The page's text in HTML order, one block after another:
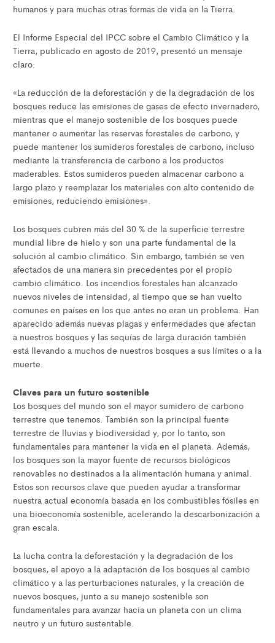
humanos y para muchas otras formas de vida en la Tierra.
El Informe Especial del IPCC sobre el Cambio Climático y la
Tierra, publicado en agosto de 2019, presentó un mensaje
claro:
«La reducción de la deforestación y de la degradación de los
bosques reduce las emisiones de gases de efecto invernadero,
mientras que el manejo sostenible de los bosques puede
mantener o aumentar las reservas forestales de carbono, y
puede mantener los sumideros forestales de carbono, incluso
mediante la transferencia de carbono a los productos
maderables. Estos sumideros pueden almacenar carbono a
largo plazo y reemplazar los materiales con alto contenido de
emisiones, reduciendo emisiones».
Los bosques cubren más del 30 % de la superficie terrestre
mundial libre de hielo y son una parte fundamental de la
solución al cambio climático. Sin embargo, también se ven
afectados de una manera sin precedentes por el propio
cambio climático. Los incendios forestales han alcanzado
nuevos niveles de intensidad, al tiempo que se han vuelto
comunes en países en los que antes no eran un problema. Han
aparecido además nuevas plagas y enfermedades que afectan
a nuestros bosques y las sequías de larga duración también
está llevando a muchos de nuestros bosques a sus límites o a la
muerte.
Claves para un futuro sostenible
Los bosques del mundo son el mayor sumidero de carbono
terrestre que tenemos. También son la principal fuente
terrestre de lluvias y biodiversidad y, por lo tanto, son
fundamentales para mantener la vida en el planeta. Además,
los bosques son la mayor fuente de recursos biológicos
renovables no destinados a la alimentación humana y animal.
Estos son recursos clave que pueden ayudar a transformar
nuestra actual economía basada en los combustibles fósiles en
una bioeconomía sostenible, acelerando la descarbonización a
gran escala.
La lucha contra la deforestación y la degradación de los
bosques, el apoyo a la adaptación de los bosques al cambio
climático y a las perturbaciones naturales, y la creación de
nuevos bosques, junto a su manejo sostenible son
fundamentales para avanzar hacia un planeta con un clima
neutro y un futuro sustentable.